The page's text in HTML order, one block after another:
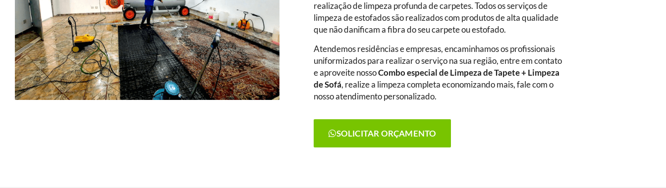
realização de limpeza profunda de carpetes. Todos os serviços de
limpeza de estofados são realizados com produtos de alta qualidade
que não danificam a fibra do seu carpete ou estofado.
Atendemos residências e empresas, encaminhamos os profissionais
uniformizados para realizar o serviço na sua região, entre em contato
e aproveite nossoCombo especial de Limpeza de Tapete + Limpeza
de Sofá, realize a limpeza completa economizando mais, fale com o
nosso atendimento personalizado.
SOLICITAR ORÇAMENTO